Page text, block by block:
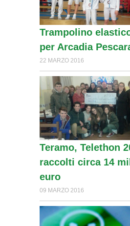
Trampolino
per Arcadia
22 MARZO 2016
Teramo, Telethon
raccolti circa 14
euro
09 MARZO 2016